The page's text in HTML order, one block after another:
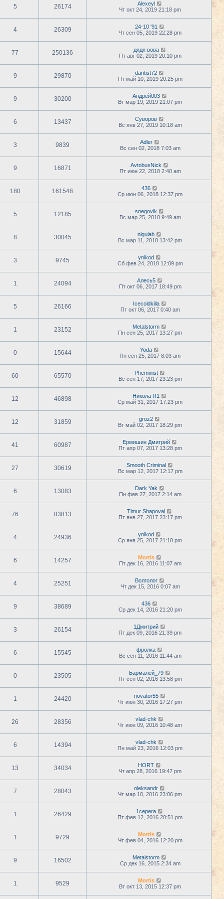
5 26174
Alexeyl
Чт окт 24, 2019 21:18 pm
4 26309
24-10 '91
Чт сен 05, 2019 22:28 pm
77 250136
дядя вова
Пт авг 02, 2019 20:10 pm
9 29870
dantist72
Пт май 10, 2019 20:25 pm
9 30200
Андрей003
Вт мар 19, 2019 21:07 pm
6 13437
Суворов
Вс янв 27, 2019 10:18 am
3 9839
Adler
Вс сен 02, 2018 7:03 am
9 16871
AvtobusNick
Пт июн 22, 2018 2:40 am
180 161548
436
Ср июн 06, 2018 12:37 pm
5 12185
snegovik
Вс мар 25, 2018 9:49 am
8 30045
nigulab
Вс мар 11, 2018 13:42 pm
3 9745
ynikod
Сб фев 24, 2018 12:09 pm
1 24094
Алесь5
Пт окт 06, 2017 18:49 pm
5 26166
Icecoldkilla
Пт окт 06, 2017 0:40 am
1 23152
Metalstorm
Пн сен 25, 2017 13:27 pm
0 15644
Yoda
Пн сен 25, 2017 8:03 am
60 65570
Pheminist
Вс сен 17, 2017 23:23 pm
12 46898
Никола R1
Ср май 31, 2017 17:23 pm
12 31859
groz2
Вт май 02, 2017 18:29 pm
41 60987
Ермишин Дмитрий
Пт апр 07, 2017 13:28 pm
27 30619
Smooth Criminal
Вс мар 12, 2017 12:17 pm
6 13083
Dark Yak
Пн фев 27, 2017 2:14 am
76 83813
Timur Shapoval
Пт янв 27, 2017 23:17 pm
4 24936
ynikod
Ср янв 25, 2017 21:18 pm
6 14257
Mortis
Пт дек 16, 2016 11:07 am
4 25251
Волголог
Чт дек 15, 2016 0:07 am
9 38689
436
Ср дек 14, 2016 21:20 pm
3 26154
1Дмитрий
Пт дек 09, 2016 21:39 pm
6 15545
фролка
Вс сен 11, 2016 11:44 am
0 23505
Бармалей_79
Пт сен 02, 2016 13:58 pm
1 24420
novator55
Чт июн 30, 2016 17:27 pm
26 28356
vlad-chk
Чт июн 09, 2016 10:48 am
6 14394
vlad-chk
Пн май 23, 2016 12:03 pm
13 34034
HORT
Чт апр 28, 2016 19:47 pm
7 28043
oleksandr
Чт мар 10, 2016 23:06 pm
1 26429
1cepera
Пт фев 12, 2016 20:51 pm
1 9729
Mortis
Чт фев 04, 2016 12:20 pm
9 16502
Metalstorm
Ср дек 16, 2015 2:34 am
1 9529
Mortis
Вт окт 13, 2015 12:37 pm